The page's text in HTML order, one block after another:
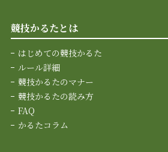
競技かるたとは
はじめての競技かるた
ルール詳細
競技かるたのマナー
競技かるたの読み方
FAQ
かるたコラム